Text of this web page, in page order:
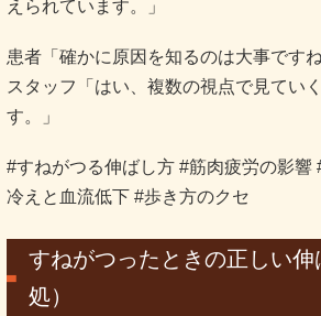
えられています。」
患者「確かに原因を知るのは大事ですね
スタッフ「はい、複数の視点で見てい
す。」
#すねがつる伸ばし方 #筋肉疲労の影響
冷えと血流低下 #歩き方のクセ
すねがつったときの正しい
処）